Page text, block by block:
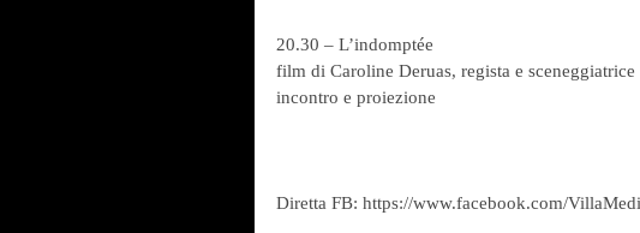
20.30 – L’indomptée
film di Caroline Deruas, regista e sceneggiatrice
incontro e proiezione
Diretta FB: https://www.facebook.com/